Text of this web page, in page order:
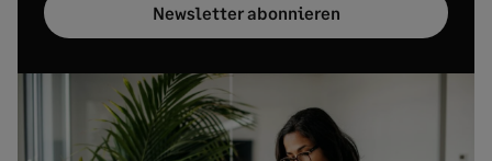
Newsletter abonnieren